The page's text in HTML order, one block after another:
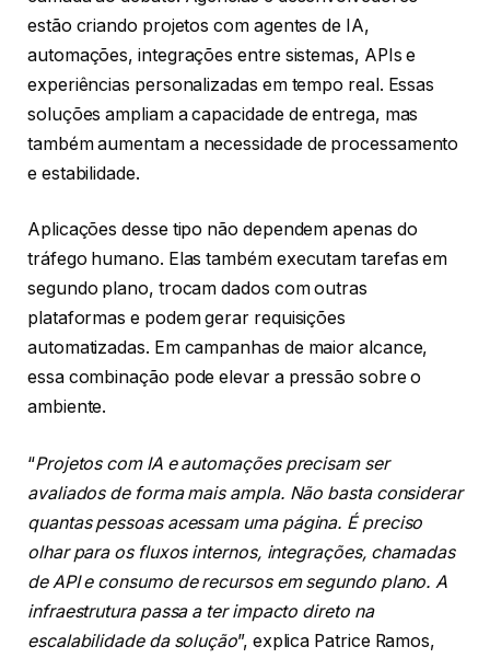
estão criando projetos com agentes de IA,
automações, integrações entre sistemas, APIs e
experiências personalizadas em tempo real. Essas
soluções ampliam a capacidade de entrega, mas
também aumentam a necessidade de processamento
e estabilidade.
Aplicações desse tipo não dependem apenas do
tráfego humano. Elas também executam tarefas em
segundo plano, trocam dados com outras
plataformas e podem gerar requisições
automatizadas. Em campanhas de maior alcance,
essa combinação pode elevar a pressão sobre o
ambiente.
“Projetos com IA e automações precisam ser
avaliados de forma mais ampla. Não basta considerar
quantas pessoas acessam uma página. É preciso
olhar para os fluxos internos, integrações, chamadas
de API e consumo de recursos em segundo plano. A
infraestrutura passa a ter impacto direto na
escalabilidade da solução”, explica Patrice Ramos,